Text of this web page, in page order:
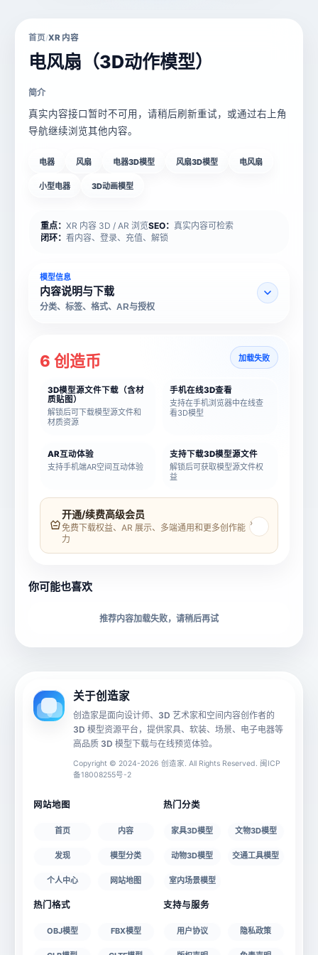
首页/XR 内容
电风扇（3D动作模型）
简介
真实内容接口暂时不可用，请稍后刷新重试，或通过右上角
导航继续浏览其他内容。
电器 风扇 电器3D模型 风扇3D模型 电风扇
小型电器 3D动画模型
重点： XR 内容 3D / AR 浏览SEO： 真实内容可检索
闭环： 看内容、登录、充值、解锁
模型信息
内容说明与下载
分类、标签、格式、AR与授权
模型名称
材质贴图
文件大小
6 创造币 加载失败
3D模型源文件下载（含材
质贴图）
解锁后可下载模型源文件和
材质资源
手机在线3D查看
支持在手机浏览器中在线查
看3D模型
AR互动体验
支持手机端AR空间互动体验
支持下载3D模型源文件
解锁后可获取模型源文件权
益
开通/续费高级会员
免费下载权益、AR 展示、多端通用和更多创作能
力
›
你可能也喜欢
推荐内容加载失败，请稍后再试
关于创造家
创造家是面向设计师、3D 艺术家和空间内容创作者的
3D 模型资源平台，提供家具、软装、场景、电子电器等
高品质 3D 模型下载与在线预览体验。
Copyright © 2024-2026 创造家. All Rights Reserved. 闽ICP
备18008255号-2
网站地图
首页 内容
发现 模型分类
个人中心 网站地图
热门分类
家具3D模型 文物3D模型
动物3D模型 交通工具模型
室内场景模型
热门格式
OBJ模型 FBX模型
支持与服务
用户协议 隐私政策